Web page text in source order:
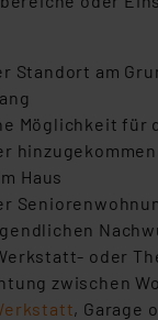
Für die USA
der EU.
mit
Standards
dass US-
in
verarbeiten,
für
mit diesen
sowie einer
Standort am
Möglichkeit für
Haus
oder
zwischen
, Garage